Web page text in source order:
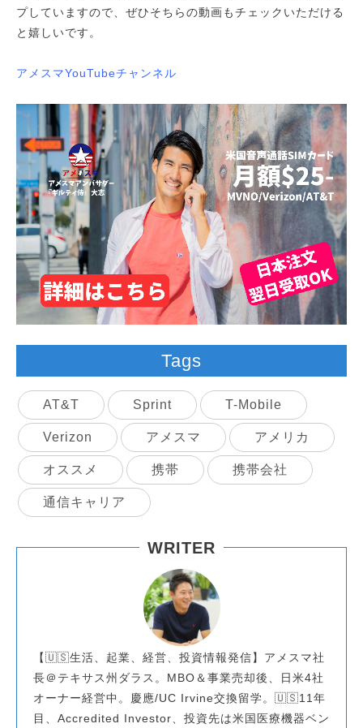
プしていますので、ぜひそちらの動画もチェックいただける
と嬉しいです。
アメスマYouTubeチャンネル
Tags
AT&T Sprint T-Mobile
Verizon アメスマ アメリカ
オススメ 携帯 携帯会社
通信キャリア
WRITER
【🇺🇸生活、起業、経営、投資情報発信】アメスマ社
長＠テキサス州ダラス。MBO＆事業売却後、日米4社
オーナー経営中。慶應/UC Irvine交換留学。🇺🇸11年
目、Accredited Investor、投資先は米国医療機器ベン